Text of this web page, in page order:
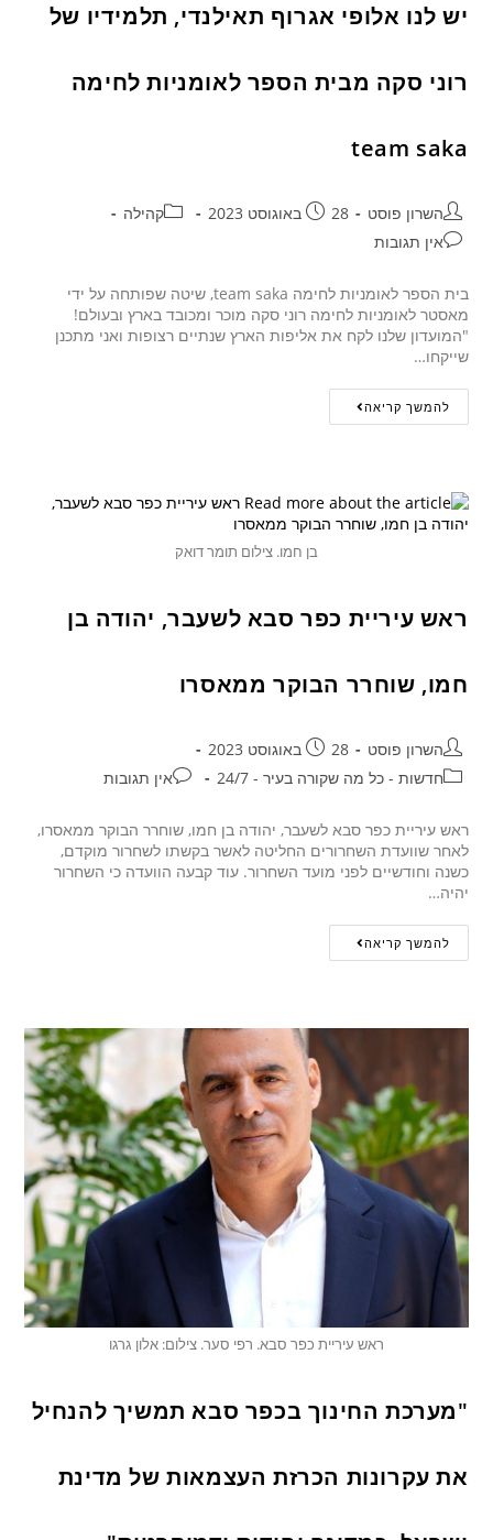
יש לנו אלופי אגרוף תאילנדי, תלמידיו של
רוני סקה מבית הספר לאומניות לחימה
team saka
השרון פוסט 28 באוגוסט 2023
קהילה
אין תגובות
בית הספר לאומניות לחימה team saka, שיטה שפותחה על ידי
מאסטר לאומניות לחימה רוני סקה מוכר ומכובד בארץ ובעולם!
"המועדון שלנו לקח את אליפות הארץ שנתיים רצופות ואני מתכנן
שייקחו…
להמשך קריאה
בן חמו. צילום תומר דואק
ראש עיריית כפר סבא לשעבר, יהודה בן
חמו, שוחרר הבוקר ממאסרו
השרון פוסט
28 באוגוסט 2023
חדשות - כל מה שקורה בעיר - 24/7
אין תגובות
ראש עיריית כפר סבא לשעבר, יהודה בן חמו, שוחרר הבוקר ממאסרו,
לאחר שוועדת השחרורים החליטה לאשר בקשתו לשחרור מוקדם,
כשנה וחודשיים לפני מועד השחרור. עוד קבעה הוועדה כי השחרור
יהיה…
להמשך קריאה
ראש עיריית כפר סבא. רפי סער. צילום: אלון גרגו
"מערכת החינוך בכפר סבא תמשיך להנחיל
את עקרונות הכרזת העצמאות של מדינת